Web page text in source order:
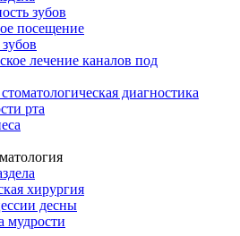
зубов
посещение
лечение каналов под
диагностика
рта
хирургия
десны
мудрости